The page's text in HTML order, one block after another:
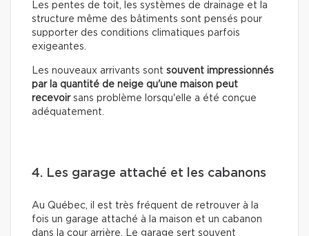
Les pentes de toit, les systèmes de drainage et la
structure même des bâtiments sont pensés pour
supporter des conditions climatiques parfois
exigeantes.
Les nouveaux arrivants sont souvent impressionnés
par la quantité de neige qu'une maison peut
recevoirsans problème lorsqu'elle a été conçue
adéquatement.
4. Les garage attaché et les cabanons
Au Québec, il est très fréquent de retrouver à la
fois un garage attaché à la maison et un cabanon
dans la cour arrière. Le garage sert souvent